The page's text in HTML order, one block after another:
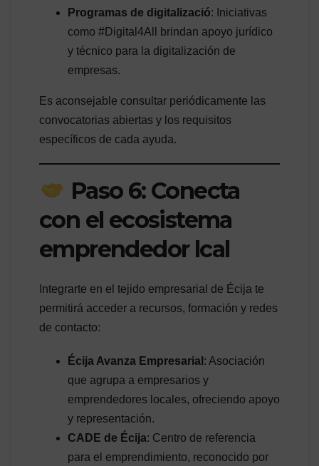
Programas de digitalizació: Iniciativas
como #Digital4All brindan apoyo jurídico
y técnico para la digitalización de
empresas.
Es aconsejable consultar periódicamente las
convocatorias abiertas y los requisitos
específicos de cada ayuda.
Paso 6: Conecta
con el ecosistema
emprendedor lcal
Integrarte en el tejido empresarial de Écija te
permitirá acceder a recursos, formación y redes
de contacto:
Écija Avanza Empresarial : Asociación
que agrupa a empresarios y
emprendedores locales, ofreciendo apoyo
y representación.
CADE de Écija: Centro de referencia
para el emprendimiento, reconocido por